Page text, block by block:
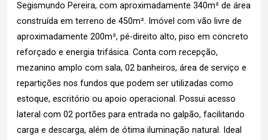
Segismundo Pereira, com aproximadamente 340m² de área
construída em terreno de 450m². Imóvel com vão livre de
aproximadamente 200m², pé-direito alto, piso em concreto
reforçado e energia trifásica. Conta com recepção,
mezanino amplo com sala, 02 banheiros, área de serviço e
repartições nos fundos que podem ser utilizadas como
estoque, escritório ou apoio operacional. Possui acesso
lateral com 02 portões para entrada no galpão, facilitando
carga e descarga, além de ótima iluminação natural. Ideal